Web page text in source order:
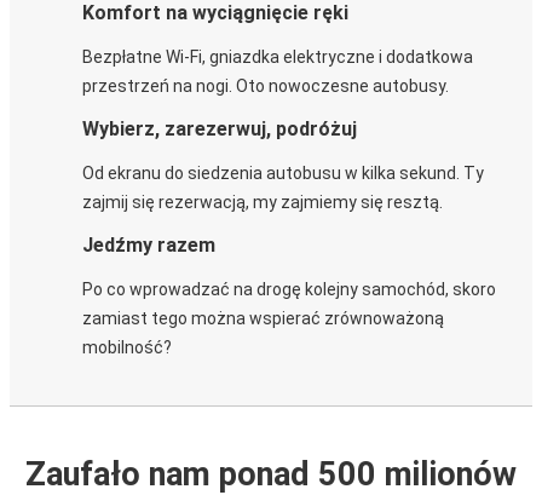
Komfort na wyciągnięcie ręki
Bezpłatne Wi-Fi, gniazdka elektryczne i dodatkowa
przestrzeń na nogi. Oto nowoczesne autobusy.
Wybierz, zarezerwuj, podróżuj
Od ekranu do siedzenia autobusu w kilka sekund. Ty
zajmij się rezerwacją, my zajmiemy się resztą.
Jedźmy razem
Po co wprowadzać na drogę kolejny samochód, skoro
zamiast tego można wspierać zrównoważoną
mobilność?
Zaufało nam ponad 500 milionów